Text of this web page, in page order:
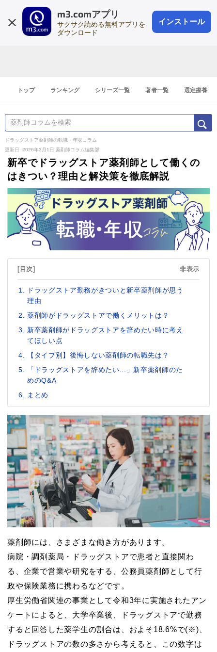
m3.comアプリ
サクサク読める無料アプリを
ダウンロード
インストール
会員登録
登録1分
トップ ランキング シリーズ一覧 著者一覧 選定療養
ドラッグストア薬剤師の転職・年収コラム
更新日: 2026年3月1日 薬剤師コラム編集部
新卒でドラッグストア薬剤師として働くの
はきつい？理由と解決策を徹底解説
[目次] 非表示
ドラッグストア勤務がきついと新卒薬剤師が思う
理由
薬剤師がドラッグストアで働くメリットは？
新卒薬剤師がドラッグストアを辞めたい時に考え
てほしい点
【タイプ別】後悔しない薬剤師の転職先は？
「ドラッグストアを辞めたい...」新卒薬剤師のた
めのQ&A
まとめ
薬剤師には、さまざまな働き方があります。
病院・調剤薬局・ドラッグストアで患者と直接関わ
る、企業で営業や研究をする、公務員薬剤師として行
政や保険業務に携わるなどです。
厚生労働省関連の事業として令和3年に実施されたアン
ケートによると、大学卒業後、ドラッグストアで勤務
すると回答した薬学生の割合は、およそ18.6%で(※)、
ドラッグストアの数の多さから考えると、この数字は